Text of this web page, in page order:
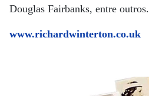
Douglas Fairbanks, entre outros.
www.richardwinterton.co.uk